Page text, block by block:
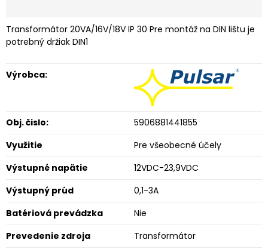
Transformátor 20VA/16V/18V IP 30 Pre montáž na DIN lištu je
potrebný držiak DIN1
Výrobca:
Obj. čislo:
5906881441855
Využitie
Pre všeobecné účely
Výstupné napätie
12VDC-23,9VDC
Výstupný prúd
0,1-3A
Batériová prevádzka
Nie
Prevedenie zdroja
Transformátor